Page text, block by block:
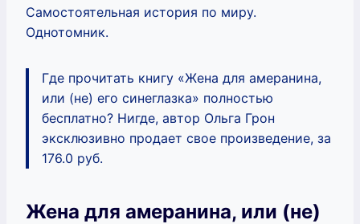
Самостоятельная история по миру.
Однотомник.
Где прочитать книгу «Жена для амеранина,
или (не) его синеглазка» полностью
бесплатно? Нигде, автор Ольга Грон
эксклюзивно продает свое произведение, за
176.0 руб.
Жена для амеранина, или (не)